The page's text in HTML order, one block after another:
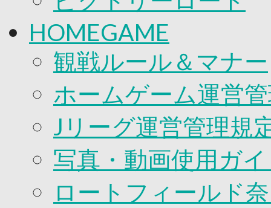
HOMEGAME
観戦ルール＆マナー
ホームゲーム運営
Jリーグ運営管理規
写真・動画使用ガ
ロートフィールド